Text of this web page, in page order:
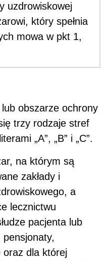
uzdrowiskowej
który spełnia
mowa w pkt 1,
obszarze ochrony
trzy rodzaje stref
„A”, „B” i „C”.
na którym są
zakłady i
a
lecznictwu
pacjenta lub
oraz dla której